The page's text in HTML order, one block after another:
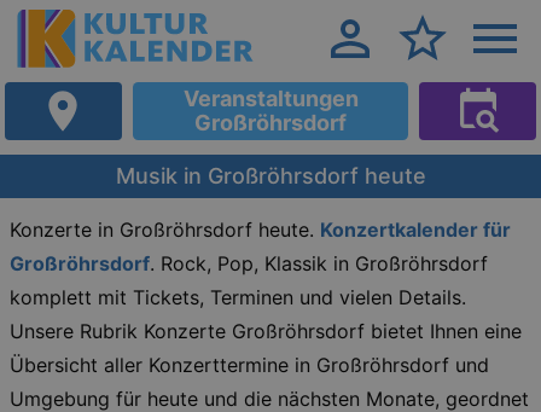
Veranstaltungen
Großröhrsdorf
Musik in Großröhrsdorf heute
Konzerte in Großröhrsdorf heute. Konzertkalender für
Großröhrsdorf. Rock, Pop, Klassik in Großröhrsdorf
komplett mit Tickets, Terminen und vielen Details.
Unsere Rubrik Konzerte Großröhrsdorf bietet Ihnen eine
Übersicht aller Konzerttermine in Großröhrsdorf und
Umgebung für heute und die nächsten Monate, geordnet